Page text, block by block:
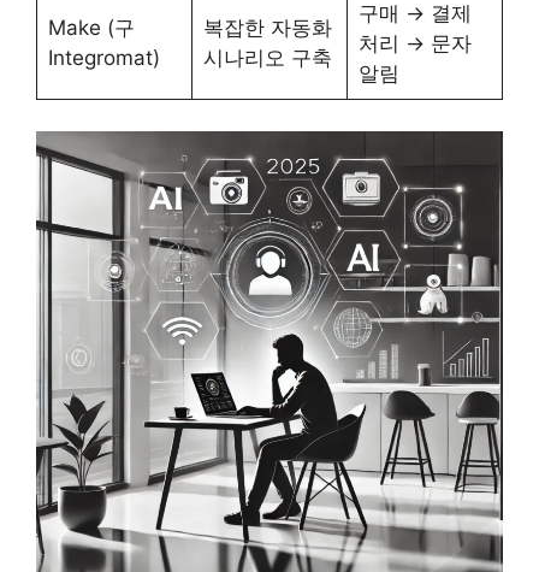
Make (구
Integromat)
복잡한 자동화
시나리오 구축
구매 → 결제
처리 → 문자
알림